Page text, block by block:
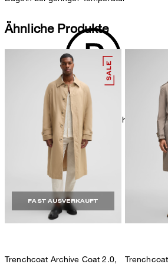
chemische Reinigung mit
Ähnliche Produkte
FAST AUSVERKAUFT
Trenchcoat Archive Coat 2.0,